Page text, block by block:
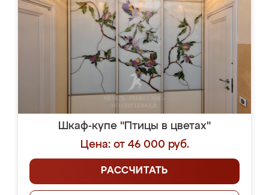
Шкаф-купе "Птицы в цветах"
Цена: от 46 000 руб.
РАССЧИТАТЬ